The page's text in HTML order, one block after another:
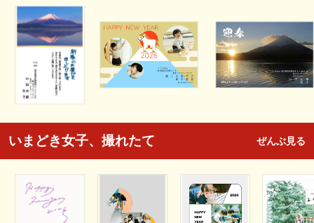
いまどき女子、撮れたて ぜんぶ見る